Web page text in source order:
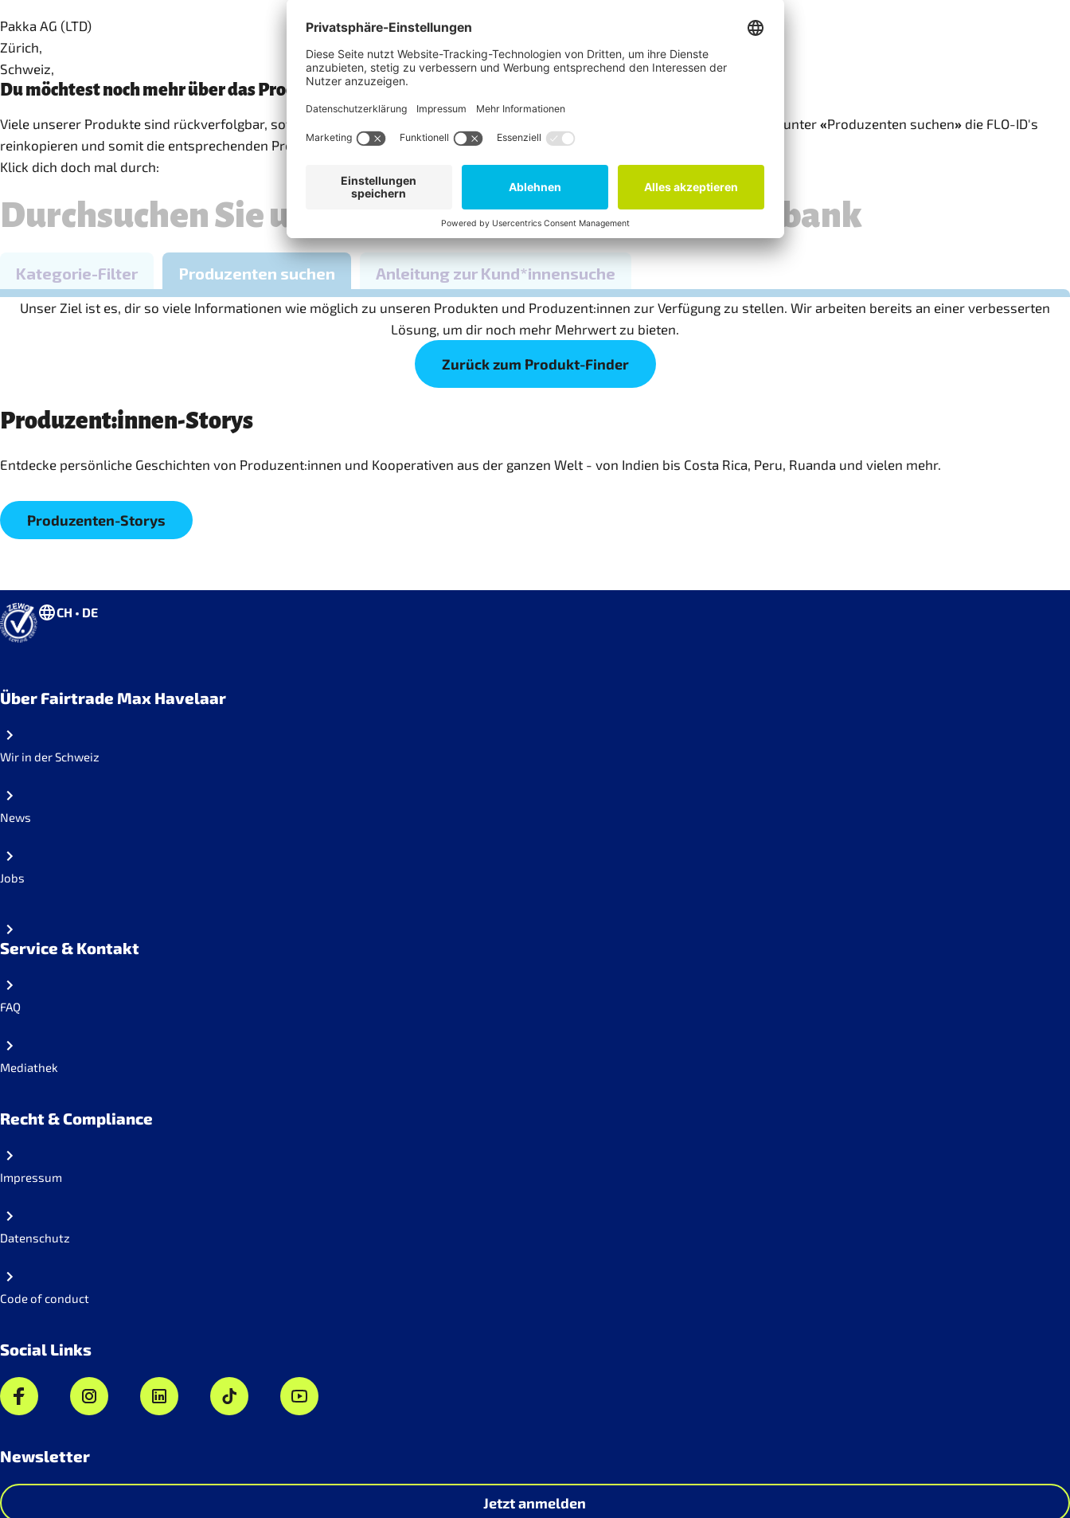
Pakka AG (LTD)
Zürich,
Schweiz,
Du möchtest noch mehr über das Produkt erfahren?
Viele unserer Produkte sind rückverfolgbar, sofern sie eine FLO-ID (Produzenten-ID) enthalten. In unserer Datenbank kannst du unter «Produzenten suchen» die FLO-ID's
reinkopieren und somit die entsprechenden Produzenteninformationen einsehen.
Klick dich doch mal durch:
Unser Ziel ist es, dir so viele Informationen wie möglich zu unseren Produkten und Produzent:innen zur Verfügung zu stellen. Wir arbeiten bereits an einer verbesserten
Lösung, um dir noch mehr Mehrwert zu bieten.
Zurück zum Produkt-Finder
Produzent:innen-Storys
Entdecke persönliche Geschichten von Produzent:innen und Kooperativen aus der ganzen Welt - von Indien bis Costa Rica, Peru, Ruanda und vielen mehr.
Produzenten-Storys
CH • DE
Über Fairtrade Max Havelaar
Wir in der Schweiz
News
Jobs
Service & Kontakt
FAQ
Mediathek
Recht & Compliance
Impressum
Datenschutz
Code of conduct
Social Links
Newsletter
Jetzt anmelden